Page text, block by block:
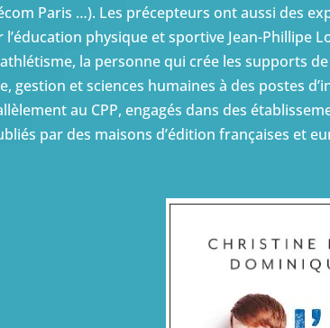
Paris …). Les précepteurs ont aussi des
physique et sportive Jean-Phillipe
athlétisme, la personne qui crée les supports
gestion et sciences humaines à des postes
au CPP, engagés dans des
par des maisons d’édition françaises et